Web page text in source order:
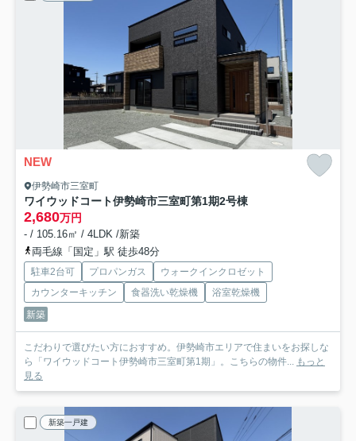
NEW
伊勢崎市三室町
ワイウッドコート伊勢崎市三室町第1期2号棟
2,680万円
- / 105.16㎡ / 4LDK /新築
両毛線「国定」駅 徒歩48分
駐車2台可 プロパンガス
ウォークインクロゼット
カウンターキッチン
食器洗い乾燥機
浴室乾燥機
新築
こだわりで選びたい方におすすめ。伊勢崎市エリアで住まいをお探しな
ら「ワイウッドコート伊勢崎市三室町第1期」。こちらの物件... もっと
見る
新築一戸建